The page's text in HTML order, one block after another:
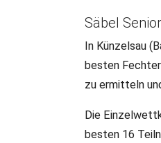
LR/DFB-PR•
Deutsche
In Künzelsau (Baden-
Säbel
In Künzelsau
besten
zu ermitteln
Die
besten 16